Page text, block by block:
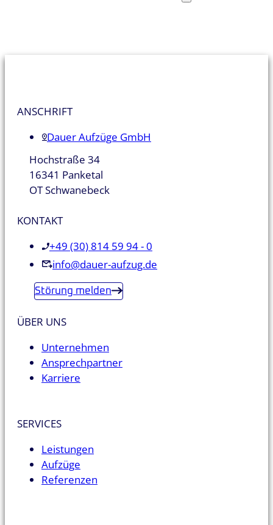
ANSCHRIFT
Dauer Aufzüge GmbH
Hochstraße 34
16341 Panketal
OT Schwanebeck
KONTAKT
+49 (30) 814 59 94 - 0
info@dauer-aufzug.de
Störung melden
ÜBER UNS
Unternehmen
Ansprechpartner
Karriere
SERVICES
Leistungen
Aufzüge
Referenzen